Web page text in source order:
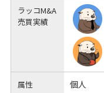
ラッコM&A
売買実績
属性 個人